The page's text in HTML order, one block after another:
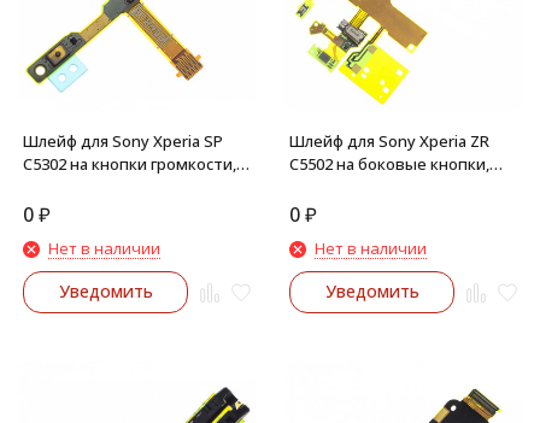
Шлейф для Sony Xperia SP
C5302 на кнопки громкости,
0₽
Нет в наличии
Уведомить
Шлейф для Sony Xperia ZR
C5502 на боковые кнопки,
0₽
Нет в наличии
Уведомить